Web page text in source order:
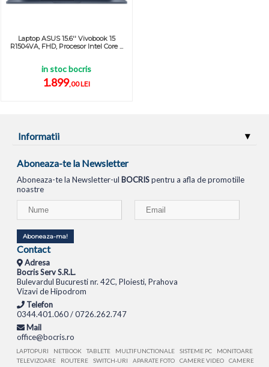
Laptop ASUS 15.6'' Vivobook 15
R1504VA, FHD, Procesor Intel Core ...
in stoc bocris
1.899,00 LEI
Informatii
Aboneaza-te la Newsletter
Aboneaza-te la Newsletter-ul BOCRISpentru a afla de promotiile
noastre
Aboneaza-ma!
Contact
Adresa
Bocris Serv S.R.L.
Bulevardul Bucuresti nr. 42C, Ploiesti, Prahova
Vizavi de Hipodrom
Telefon
0344.401.060 / 0726.262.747
Mail
office@bocris.ro
LAPTOPURI NETBOOK TABLETE MULTIFUNCTIONALE SISTEME PC
MONITOARE
TELEVIZOARE
ROUTERE SWITCH-URI APARATE FOTO CAMERE VIDEO
CAMERE